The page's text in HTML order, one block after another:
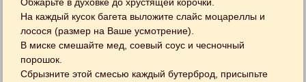
Обжарьте в духовке до хрустящей корочки.
На каждый кусок багета выложите слайс моцареллы и
лосося (размер на Ваше усмотрение).
В миске смешайте мед, соевый соус и чесночный
порошок.
Сбрызните этой смесью каждый бутерброд, присыпьте